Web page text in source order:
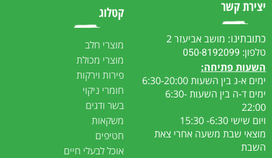
יצירת קשר
כתובתינו: מושב אביעזר 2
טלפון: 050-8192099
השעות פתיחה:
ימים א-ג בין השעות 6:30-20:00
ימים ד-ה בין השעות 6:30-
22:00
ויום שישי 6:30- 15:30
מוצאי שבת משעה אחרי צאת
השבת
קטלוג
מוצרי חלב
מוצרי מכולת
פירות וירקות
חומרי ניקוי
בשר ודגים
משקאות
חטיפים
אוכל לבעלי חיים